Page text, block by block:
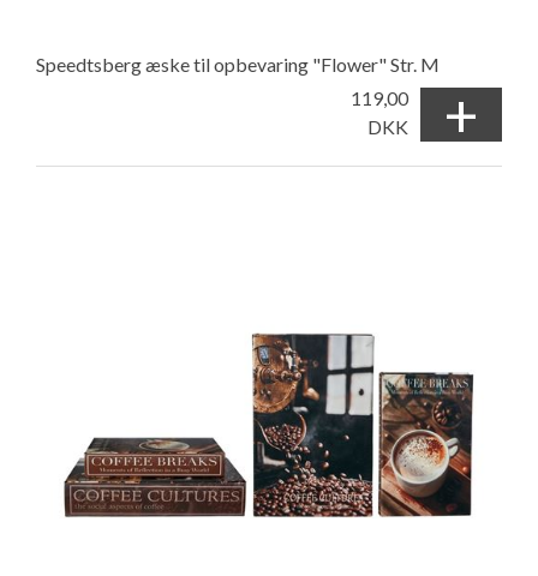
Speedtsberg æske til opbevaring "Flower" Str. M
119,00
DKK
+